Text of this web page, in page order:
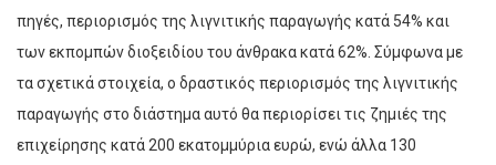
πηγές, περιορισμός της λιγνιτικής παραγωγής κατά 54% και
των εκπομπών διοξειδίου του άνθρακα κατά 62%. Σύμφωνα με
τα σχετικά στοιχεία, ο δραστικός περιορισμός της λιγνιτικής
παραγωγής στο διάστημα αυτό θα περιορίσει τις ζημιές της
επιχείρησης κατά 200 εκατομμύρια ευρώ, ενώ άλλα 130